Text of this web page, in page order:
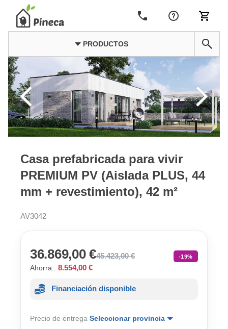
PRODUCTOS
Casa prefabricada para vivir
PREMIUM PV (Aislada PLUS, 44
mm + revestimiento), 42 m²
AV3042
36.869,00 €45.423,00 € -19%
Ahorra.. 8.554,00 €
Financiación disponible
Precio de entrega Seleccionar provincia